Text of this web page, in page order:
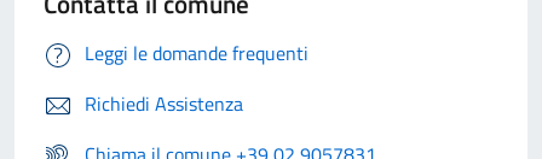
Leggi le domande frequenti
Richiedi Assistenza